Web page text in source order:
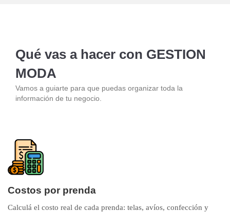
Qué vas a hacer con GESTION
MODA
Vamos a guiarte para que puedas organizar toda la
información de tu negocio.
Costos por prenda
Calculá el costo real de cada prenda: telas, avíos, confección y